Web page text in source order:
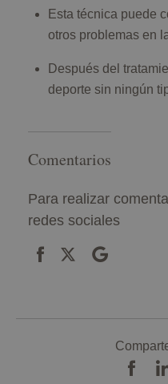
Esta técnica puede
otros problemas en
Después del
deporte sin ningún
Comentarios
Para realizar
redes sociales